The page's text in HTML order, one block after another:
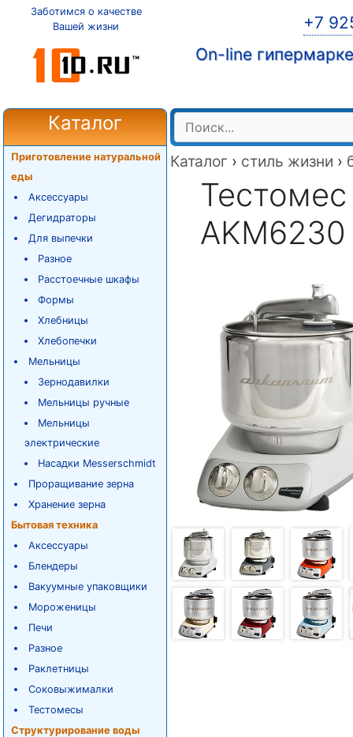
Заботимся о качестве
Вашей жизни
+7
On-line
Каталог
Приготовление натуральной
еды
Аксессуары
Дегидраторы
Для выпечки
Разное
Расстоечные шкафы
Формы
Хлебницы
Хлебопечки
Мельницы
Зернодавилки
Мельницы ручные
Мельницы
электрические
Насадки Messerschmidt
Проращивание зерна
Хранение зерна
Бытовая техника
Аксессуары
Блендеры
Вакуумные упаковщики
Мороженицы
Печи
Разное
Раклетницы
Соковыжималки
Тестомесы
Структурирование воды
Каталог › стиль жизни ›